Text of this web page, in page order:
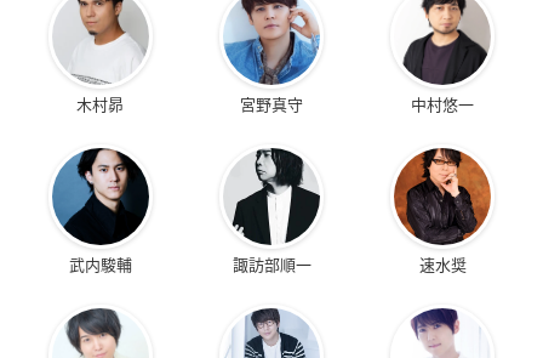
木村昴 宮野真守 中村悠一
武内駿輔 諏訪部順一 速水奨